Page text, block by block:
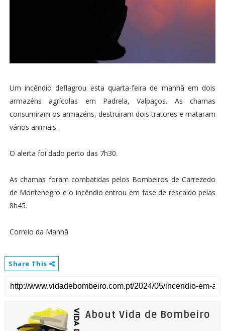
Um incêndio deflagrou esta quarta-feira de manhã em dois
armazéns agrícolas em Padrela, Valpaços. As chamas
consumiram os armazéns, destruiram dois tratores e mataram
vários animais.
O alerta foi dado perto das 7h30.
As chamas foram combatidas pelos Bombeiros de Carrezedo
de Montenegro e o incêndio entrou em fase de rescaldo pelas
8h45.
Correio da Manhã
Share This
About Vida de Bombeiro